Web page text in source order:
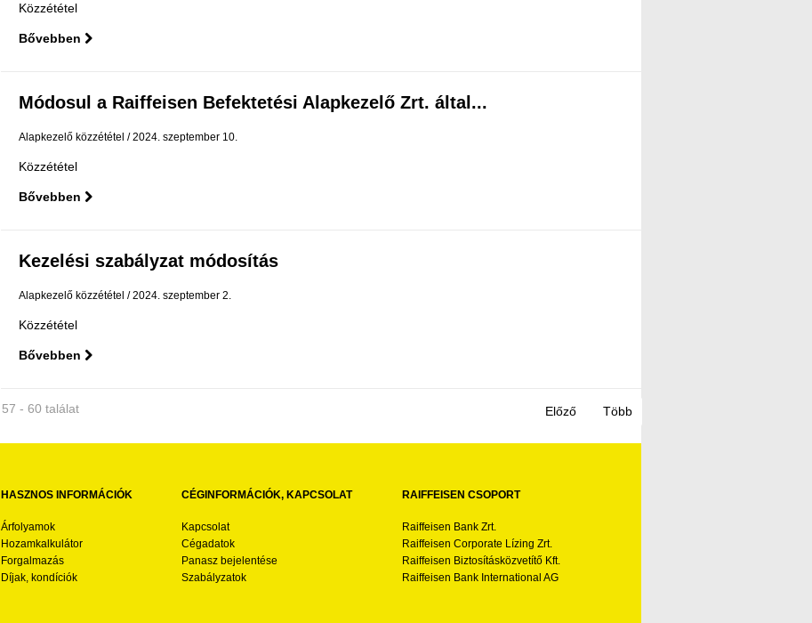
Közzététel
Bővebben
Módosul a Raiffeisen Befektetési Alapkezelő Zrt. által...
Alapkezelő közzététel 2024. szeptember 10.
Közzététel
Bővebben
Kezelési szabályzat módosítás
Alapkezelő közzététel 2024. szeptember 2.
Közzététel
Bővebben
57 - 60 találat
HASZNOS INFORMÁCIÓK
Árfolyamok
Hozamkalkulátor
Forgalmazás
Díjak, kondíciók
CÉGINFORMÁCIÓK, KAPCSOLAT
Kapcsolat
Cégadatok
Panasz bejelentése
Szabályzatok
RAIFFEISEN CSOPORT
Raiffeisen Bank Zrt.
Raiffeisen Corporate Lízing Zrt.
Raiffeisen Biztosításközvetítő Kft.
Raiffeisen Bank International AG